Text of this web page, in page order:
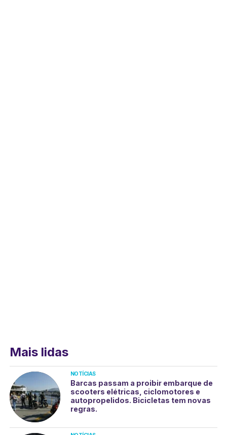
Mais lidas
NOTÍCIAS
Barcas passam a proibir embarque de
scooters elétricas, ciclomotores e
autopropelidos. Bicicletas tem novas
regras.